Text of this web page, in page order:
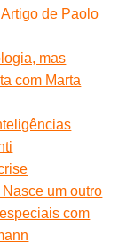
de Paolo
mas
com Marta
um outro
com